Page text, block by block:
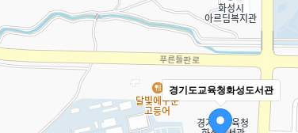
경기도교육청화성도서관